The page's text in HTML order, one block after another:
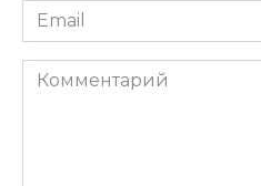
Email
*
Комментарий